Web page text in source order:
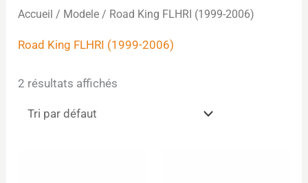
Accueil / Modele / Road King FLHRI (1999-2006)
Road King FLHRI (1999-2006)
2 résultats affichés